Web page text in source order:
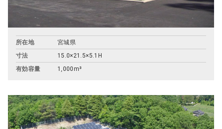
に
移
動
ペ
本
文
に
所在地
宮城県
寸法
15.0×21.5×5.1H
有効容量
1,000m³